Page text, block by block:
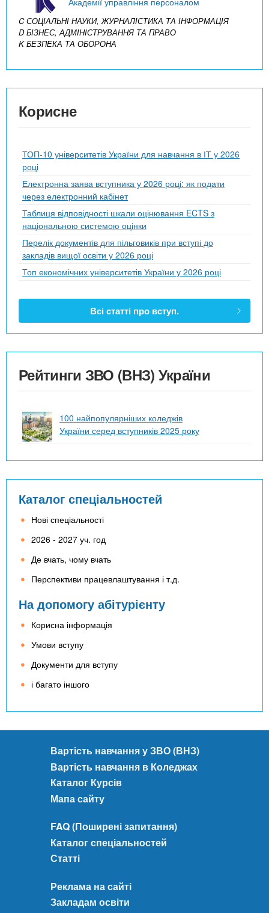
C СОЦІАЛЬНІ НАУКИ, ЖУРНАЛІСТИКА ТА ІНФОРМАЦІЯ
D БІЗНЕС, АДМІНІСТРУВАННЯ ТА ПРАВО
K БЕЗПЕКА ТА ОБОРОНА
Корисне
ТОП-10 університетів України для навчання в ІТ у 2026
році
Електронна заява вступника у 2026 році: як подати
через електронний кабінет
Таблиця відповідності шкали оцінювання ECTS з
національною системою оцінки
Перелік документів для пільговиків при вступі до
закладів вищої освіти у 2026 році
Топ економічних університетів України у 2026 році
Всі статті про вступ.
Рейтинги ЗВО (ВНЗ) України
100 найпопулярніших коледжів
України серед вступників 2025 року
Каталог спеціальностей
Нові спеціальності
2026 - 2027 уч. год
Де вчать, чому вчать
Перспективи працевлаштування і т.д.
На допомогу абітурієнту
Корисна інформація
Умови вступу
Документи для вступу
і багато іншого
Вартість навчання у ЗВО (ВНЗ)
Вартість навчання в Коледжах
Каталог Курсів
Мапа сайту
FAQ (Поширені запитання)
Каталог спеціальностей
Статті
Реклама на сайті
Закладам освіти